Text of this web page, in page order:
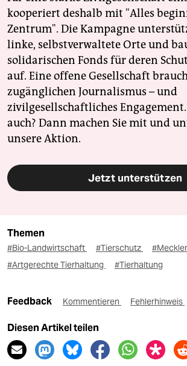
kooperiert deshalb mit "Alles
Zentrum". Die Kampagne
linke, selbstverwaltete Orte und
solidarischen Fonds für deren
auf. Eine offene Gesellschaft
zugänglichen Journalismus – und
zivilgesellschaftliches
auch? Dann machen Sie mit und
unsere Aktion.
Jetzt unterstützen
Themen
#Bio-Landwirtschaft #Tierschutz
#Artgerechte Tierhaltung
#Tierhaltung
Feedback Kommentieren Fehlerhinweis
Diesen Artikel teilen